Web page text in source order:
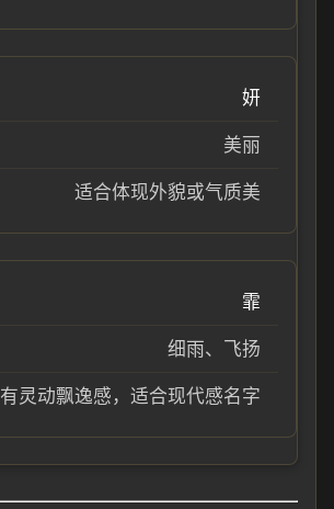
妍
美丽
适合体现外貌或气质美
霏
细雨、飞扬
有灵动飘逸感，适合现代感名字